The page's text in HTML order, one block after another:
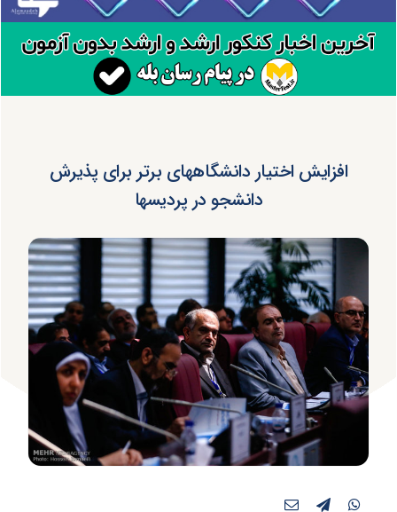
افزایش اختیار دانشگاههای برتر برای پذیرش
دانشجو در پردیسها